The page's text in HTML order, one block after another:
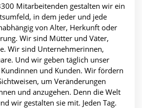
Mitarbeitenden gestalten wir ein
in dem jeder und jede
von Alter, Herkunft oder
Wir sind Mütter und Väter,
Wir sind Unternehmerinnen,
Und wir geben täglich unser
und Kunden. Wir fördern
um Veränderungen
und anzugehen. Denn die Welt
wir gestalten sie mit. Jeden Tag.